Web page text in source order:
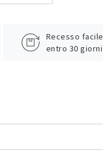
Recesso facile
entro 30 giorni